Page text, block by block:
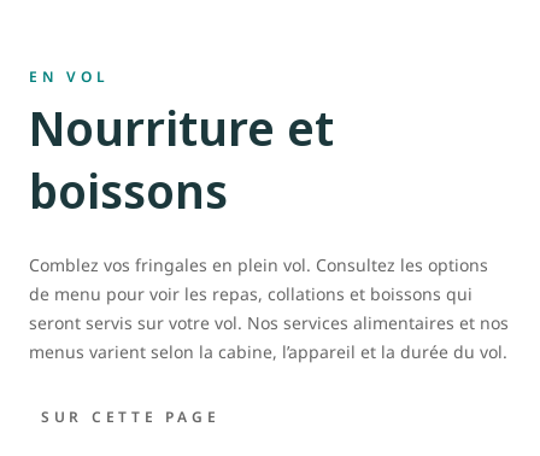
EN VOL
Nourriture et
boissons
Comblez vos fringales en plein vol. Consultez les options
de menu pour voir les repas, collations et boissons qui
seront servis sur votre vol. Nos services alimentaires et nos
menus varient selon la cabine, l’appareil et la durée du vol.
SUR CETTE PAGE